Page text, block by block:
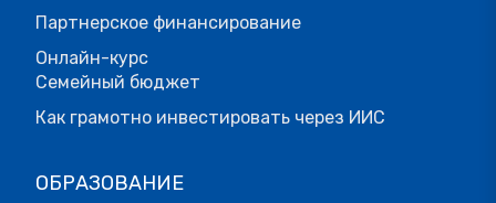
Партнерское финансирование
Онлайн-курс
Семейный бюджет
Как грамотно инвестировать через ИИС
ОБРАЗОВАНИЕ